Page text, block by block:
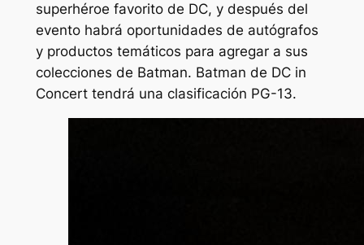
superhéroe favorito de DC, y después del
evento habrá oportunidades de autógrafos
y productos temáticos para agregar a sus
colecciones de Batman. Batman de DC in
Concert tendrá una clasificación PG-13.